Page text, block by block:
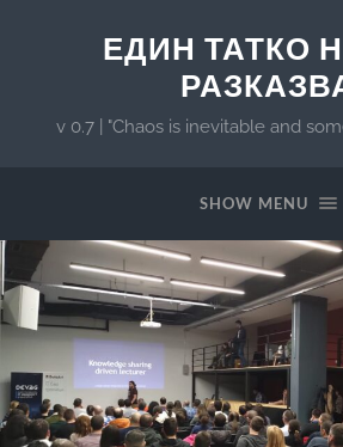
ЕДИН ТАТКО
v 0.7 | "Chaos is inevitable and
SHOW MENU